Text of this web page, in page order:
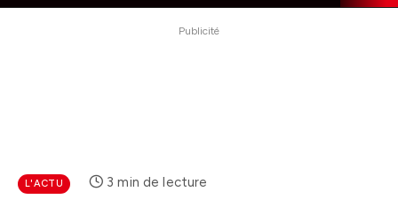
Publicité
L'ACTU 3 min de lecture